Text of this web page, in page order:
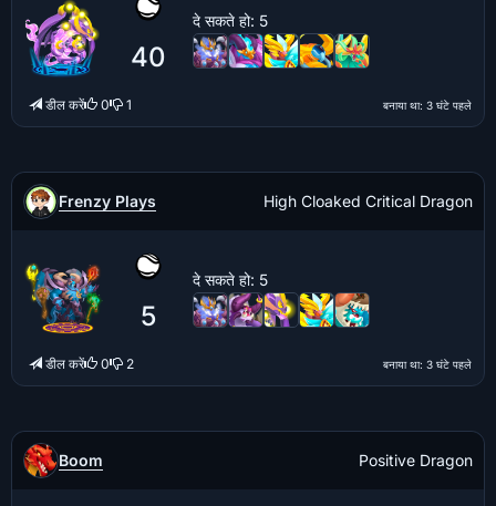
40
दे सकते हो: 5
बनाया था: 3 घंटे पहले
डील करें 0 1
Frenzy Plays High Cloaked Critical Dragon
5
दे सकते हो: 5
बनाया था: 3 घंटे पहले
डील करें 0 2
Boom Positive Dragon